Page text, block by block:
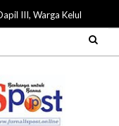
III, Warga Keluhkan